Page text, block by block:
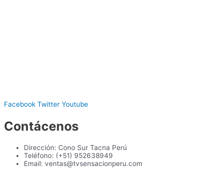
Facebook Twitter Youtube
Contácenos
Dirección: Cono Sur Tacna Perú
Teléfono: (+51) 952638949
Email: ventas@tvsensacionperu.com